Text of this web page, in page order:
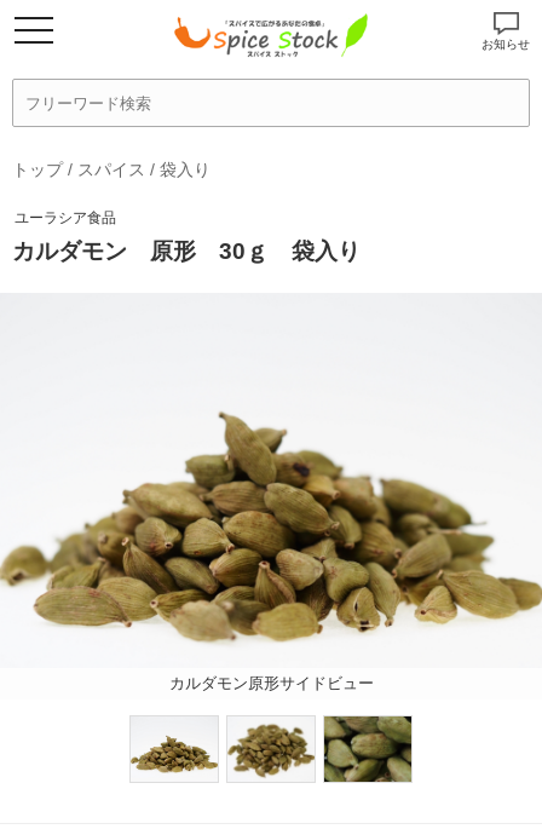
お知らせ
トップ/ スパイス / 袋入り
ユーラシア食品
カルダモン 原形 30ｇ 袋入り
カルダモン原形サイドビュー